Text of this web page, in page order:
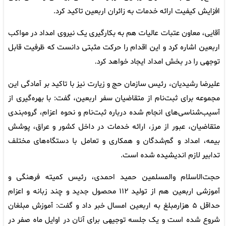
افزایش کیفیت ارائه خدمات به زائران اربعین تاکید کرد.
آقایی، معاون عتبات عالیات هم به بکارگیری یک نیروی امداد در مواکب
اربعین اشاره کرد و این اقدام را حرکت مثبتی دانست که ظرفیت قابل
توجهی را در بخش امداد ایجاد خواهد کرد.
علیرضا رشیدیان، رئیس سازمان حج و زیارت نیز با تاکید بر آمادگی این
مجموعه برای ثبت‌نام از متقاضیان سفر اربعین، گفت: با بهره‌گیری از
آسیب‌شناسی‌های انجام شده درباره ثبت‌نام و نحوه اعزام، گروه‌بندی
متقاضیان، عبور از مرز، ارائه خدمات در داخل کشور و عراق، پوشش
بیمه، امداد و گم‌شدگان و همکاری و تعامل با دستگاه‌های مختلف
تدابیر لازم اندیشیده شده است.
حجت‌الاسلام والمسلمین حمید احمدی، رئیس کمیته فرهنگی و
آموزشی اربعین هم از تولید ۱۱۲ محصول جدید و چند زبانه و اعزام
حداقل ۵ هزارمبلغ به اربعین امسال خبر داد و گفت: آموزش مبلغان
شروع شده است و یک جلسه توجیهی برای آنان در اوایل ماه صفر در